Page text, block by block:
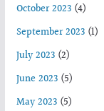
October 2023(4)
September 2023(1)
July 2023(2)
June 2023(5)
May 2023(5)